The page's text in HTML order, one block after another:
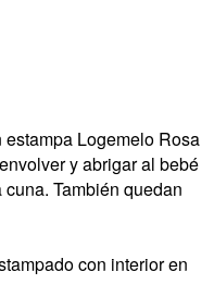
Logemelo Rosa
y abrigar al bebé
También quedan
con interior en